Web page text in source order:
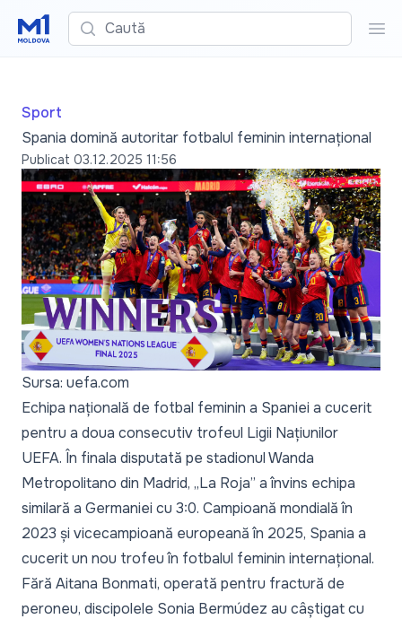
Caută
Sport
Spania domină autoritar fotbalul feminin internațional
Publicat 03.12.2025 11:56
Sursa: uefa.com
Echipa națională de fotbal feminin a Spaniei a cucerit
pentru a doua consecutiv trofeul Ligii Națiunilor
UEFA. În finala disputată pe stadionul Wanda
Metropolitano din Madrid, „La Roja” a învins echipa
similară a Germaniei cu 3:0. Campioană mondială în
2023 și vicecampioană europeană în 2025, Spania a
cucerit un nou trofeu în fotbalul feminin internațional.
Fără Aitana Bonmati, operată pentru fractură de
peroneu, discipolele Sonia Bermúdez au câștigat cu